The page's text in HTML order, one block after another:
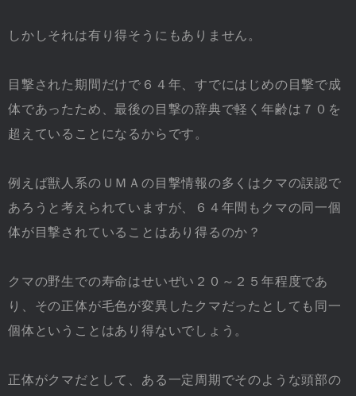
しかしそれは有り得そうにもありません。
目撃された期間だけで６４年、すでにはじめの目撃で成
体であったため、最後の目撃の辞典で軽く年齢は７０を
超えていることになるからです。
例えば獣人系のＵＭＡの目撃情報の多くはクマの誤認で
あろうと考えられていますが、６４年間もクマの同一個
体が目撃されていることはあり得るのか？
クマの野生での寿命はせいぜい２０～２５年程度であ
り、その正体が毛色が変異したクマだったとしても同一
個体ということはあり得ないでしょう。
正体がクマだとして、ある一定周期でそのような頭部の